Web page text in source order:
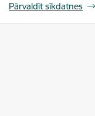
Pārvaldīt sīkdatnes